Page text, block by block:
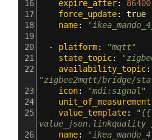
16
expire_after: 86400
17
force_update: true
18
name:
19
20
  -
platform:
"mqtt"
21
state_topic:
22
availability_topic
"zigbee2mqtt/bridge/
23
icon:
"mdi:signal"
24
unit_of_measurement
25
value_template:
"{{
value_json.linkquality
26
name: